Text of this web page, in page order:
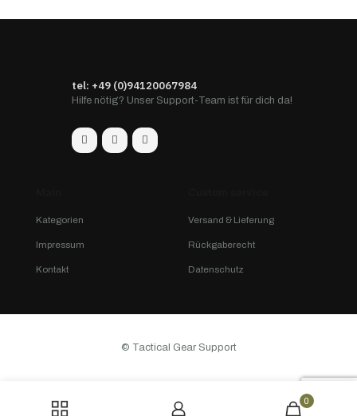
tel: +49 (0)94120067984
Hilfe nötig? Unser Support-Team ist für dich da!
Kategorien
Impressum
Kontakt
Versand & Lieferung
Rückgaberecht
Datenschutz
© Tactical Gear Support
0